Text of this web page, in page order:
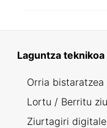
Laguntza teknikoa
Orria bistaratzea
Lortu / Berritu
Ziurtagiri